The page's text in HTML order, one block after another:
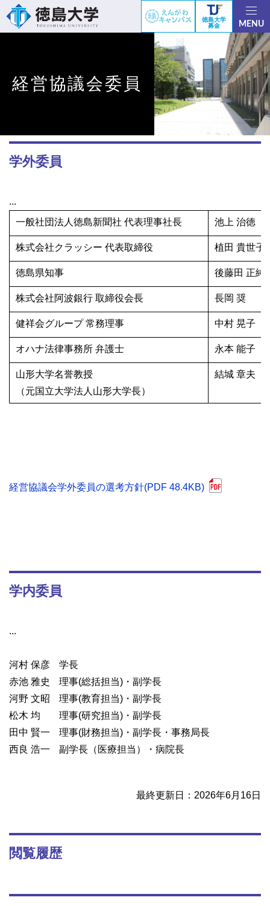
徳島大学
募金
MENU
経営協議会委員
学外委員
...
一般社団法人徳島新聞社 代表理事社長
池上 治徳
株式会社クラッシー 代表取締役 植田 貴世子
徳島県知事 後藤田 正純
株式会社阿波銀行 取締役会長 長岡 奨
健祥会グループ 常務理事 中村 晃子
オハナ法律事務所 弁護士 永本 能子
山形大学名誉教授
（元国立大学法人山形大学長）
結城 章夫
経営協議会学外委員の選考方針(PDF 48.4KB)
学内委員
...
河村 保彦
学長
赤池 雅史
理事(総括担当)・副学長
河野 文昭
理事(教育担当)・副学長
松木 均
理事(研究担当)・副学長
田中 賢一
理事(財務担当)・副学長・事務局長
西良 浩一
副学長（医療担当）・病院長
最終更新日：2026年6月16日
閲覧履歴